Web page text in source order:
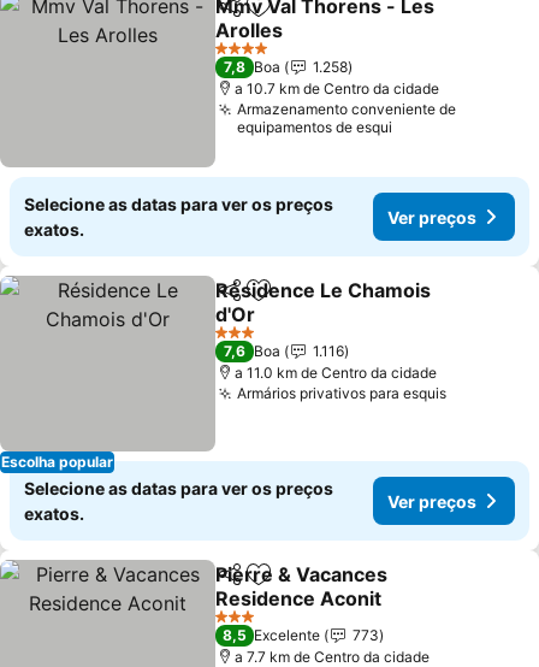
PartilharAdicionar aos favoritos
Mmv Val Thorens - Les
Arolles
Ver preços
4 Estrelas
7,8 Boa
1.258
a 10.7 km de Centro da cidade
Armazenamento conveniente de
equipamentos de esqui
Selecione as datas para ver os preços
exatos.
Ver preços
Escolha popular
PartilharAdicionar aos favoritos
Résidence Le Chamois
d'Or
Ver preços
3 Estrelas
7,6 Boa
1.116
a 11.0 km de Centro da cidade
Armários privativos para esquisVer
Selecione as datas para ver os preços
exatos.
Ver preços
PartilharAdicionar aos favoritos
Pierre & Vacances
Residence Aconit
Ver preços
3 Estrelas
8,5 Excelente
773
a 7.7 km de Centro da cidade